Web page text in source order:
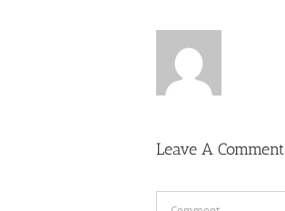
Leave A Comment